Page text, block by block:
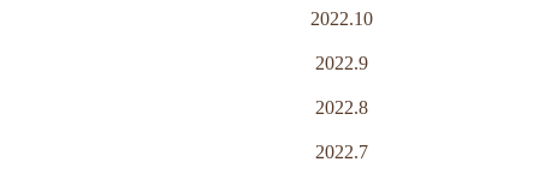
2022.10
2022.9
2022.8
2022.7